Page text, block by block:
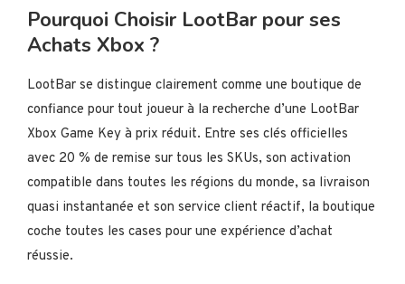
Pourquoi Choisir LootBar pour ses
Achats Xbox ?
LootBar se distingue clairement comme une boutique de
confiance pour tout joueur à la recherche d’une LootBar
Xbox Game Key à prix réduit. Entre ses clés officielles
avec 20 % de remise sur tous les SKUs, son activation
compatible dans toutes les régions du monde, sa livraison
quasi instantanée et son service client réactif, la boutique
coche toutes les cases pour une expérience d’achat
réussie.